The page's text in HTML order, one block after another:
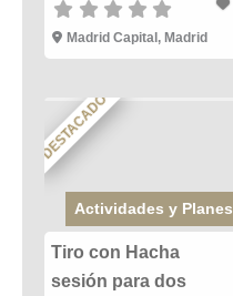
Madrid Capital , Madrid
DESTACADO
Actividades y Planes
Tiro con Hacha
sesión para dos